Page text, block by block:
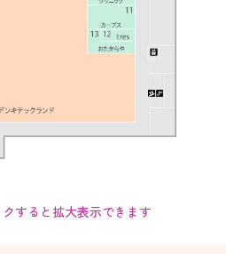
すると拡大表示できます